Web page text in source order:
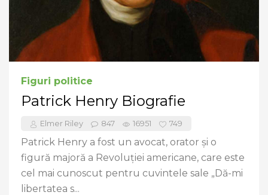
Figuri politice
Patrick Henry Biografie
Elmer Riley 847 16951 749
Patrick Henry a fost un avocat, orator și o
figură majoră a Revoluției americane, care este
cel mai cunoscut pentru cuvintele sale „Dă-mi
libertatea s...